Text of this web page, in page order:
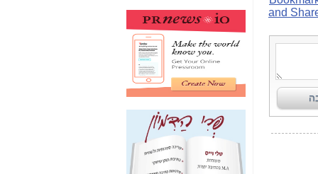
תקשורת עזר לקב'
בזק? -כאן
מה מקור ה-Fake
News שהביא לתפירת
תיק לביבי והעלמת
החשודים הנכונים -כאן
אחת הרגליים של "תיק
4000 התפור"
התמוטטה היום
בניצחון (כפול) של בזק
-
כאן